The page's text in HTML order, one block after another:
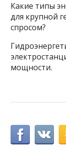
Какие типы
для крупной
спросом?
мощности.